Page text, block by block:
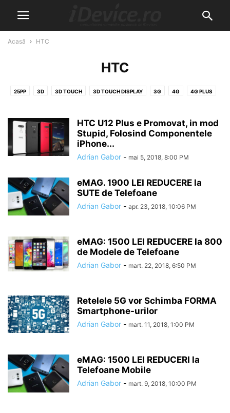
Acasă HTC
HTC
25PP 3D 3D TOUCH 3D TOUCH DISPLAY 3G 4G 4G PLUS
A7X A8 A8X
ACCESORII ACTIVARE ACTIVATION LOCK ACTIVATOR
ACTUALITATE ACTUALIZARE
ADAPTARI TACTILE ADOBE AFACERE AIRDROP AIRPLAY
ALTEX AMAZON ANDROID ANDROID WEAR ANGRY BIRDS
ANGRY BIRDS 2 ANULARE COMANDA APARARE
APEL VIDEO APLICATIA GRATUITA A SAPTAMANII APLICATIA SAPTAMANII
APLICATII GRATUITE IPHONE, IPAD, IOS, APP STORE
APLICATII LA PRET REDUS IPHONE, IPAD, IOS, APP STORE APLICATII PLATITE
APP SYNC IOS 8 APPLE APPLE CAMPUS 2 APPLE CARE APPLE ID
APPLE TV APPLE TV 3 APPLE TV 4 APPLE TV 5 APPLE WATCH
APPLE WATCH 2 APPSTORE
AUTONOMIE BACKGROUND APP REFRESH
BBM BEATS BEATS 1 RADIO BIGBOSS BING BITESMS
BLACK FRIDAY
HTC U12 Plus e Promovat, in mod
Stupid, Folosind Componentele
iPhone...
Adrian Gabor - mai 5, 2018, 8:00 PM
eMAG. 1900 LEI REDUCERE la
SUTE de Telefoane
Adrian Gabor - apr. 23, 2018, 10:06 PM
eMAG: 1500 LEI REDUCERE la 800
de Modele de Telefoane
Adrian Gabor - mart. 22, 2018, 6:50 PM
Retelele 5G vor Schimba FORMA
Smartphone-urilor
Adrian Gabor - mart. 11, 2018, 1:00 PM
eMAG: 1500 LEI REDUCERI la
Telefoane Mobile
Adrian Gabor - mart. 9, 2018, 10:00 PM